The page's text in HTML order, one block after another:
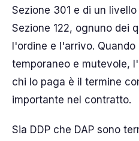
Sezione 301 e di un
Sezione 122, ognuno dei
l'ordine e l'arrivo.
temporaneo e mutevole,
chi lo paga è il termine
importante nel contratto.
Sia DDP che DAP sono